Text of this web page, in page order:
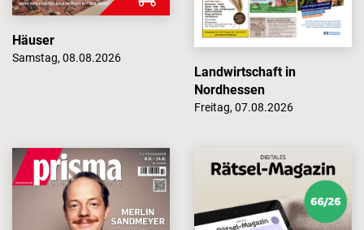
Häuser
Samstag, 08.08.2026
Landwirtschaft in
Nordhessen
Freitag, 07.08.2026